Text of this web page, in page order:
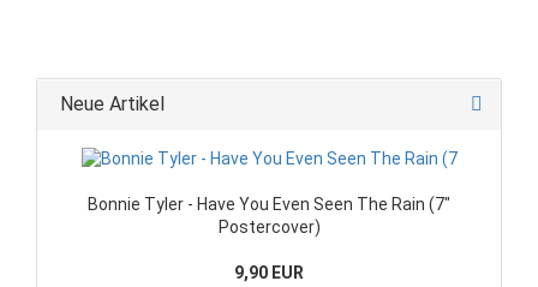
Neue Artikel
Bonnie Tyler - Have You Even Seen The Rain (7"
Postercover)
9,90 EUR